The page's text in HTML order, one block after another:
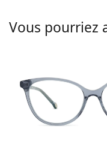
Vous pourriez